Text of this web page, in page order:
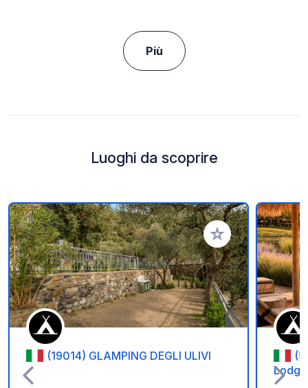
Più
Luoghi da scoprire
Aggiungi ai tuoi
(19014) GLAMPING DEGLI ULIVI